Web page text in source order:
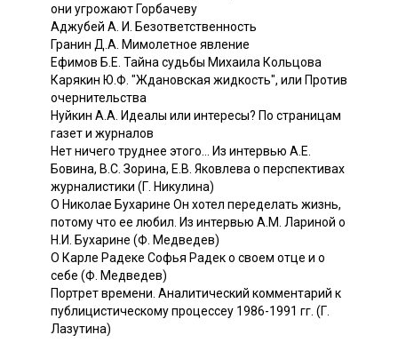
они угрожают Горбачеву
Аджубей А. И. Безответственность
Гранин Д.А. Мимолетное явление
Ефимов Б.Е. Тайна судьбы Михаила Кольцова
Карякин Ю.Ф. "Ждановская жидкость", или Против
очернительства
Нуйкин А.А. Идеалы или интересы? По страницам
газет и журналов
Нет ничего труднее этого... Из интервью А.Е.
Бовина, B.C. Зорина, Е.В. Яковлева о перспективах
журналистики (Г. Никулина)
О Николае Бухарине Он хотел переделать жизнь,
потому что ее любил. Из интервью А.М. Лариной о
Н.И. Бухарине (Ф. Медведев)
О Карле Радеке Софья Радек о своем отце и о
себе (Ф. Медведев)
Портрет времени. Аналитический комментарий к
публицистическому процессеу 1986-1991 гг. (Г.
Лазутина)